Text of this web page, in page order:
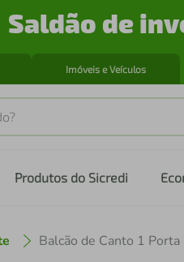
Saldão de
Imóveis e Veículos
Produtos do Sicredi